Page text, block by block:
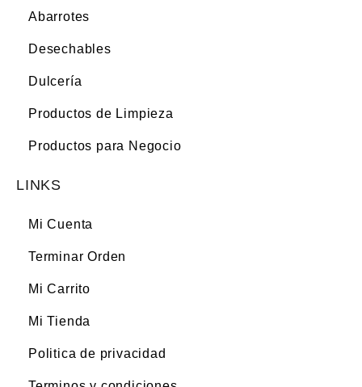
Abarrotes
Desechables
Dulcería
Productos de Limpieza
Productos para Negocio
LINKS
Mi Cuenta
Terminar Orden
Mi Carrito
Mi Tienda
Politica de privacidad